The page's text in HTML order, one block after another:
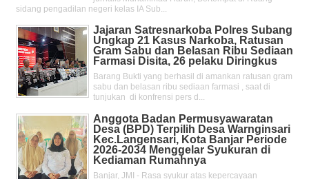
sidang pengadilan negeri kelas IA Sub...
Jajaran Satresnarkoba Polres Subang
Ungkap 21 Kasus Narkoba, Ratusan
Gram Sabu dan Belasan Ribu Sediaan
Farmasi Disita, 26 pelaku Diringkus
Barang Bukti yang berhasil di amankan ratusan gram
sabu dan belasan ribu sediaan farmasi , saat di
tunjukan di konfrensi pers d...
Anggota Badan Permusyawaratan
Desa (BPD) Terpilih Desa Warnginsari
Kec.Langensari, Kota Banjar Periode
2026-2034 Menggelar Syukuran di
Kediaman Rumahnya
Banjar, JMI - Rasa syukur atas kepercayaan